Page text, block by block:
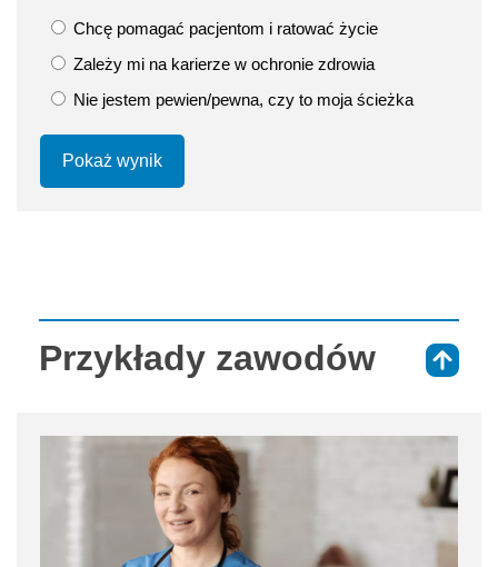
Chcę pomagać pacjentom i ratować życie
Zależy mi na karierze w ochronie zdrowia
Nie jestem pewien/pewna, czy to moja ścieżka
Pokaż wynik
Przykłady zawodów